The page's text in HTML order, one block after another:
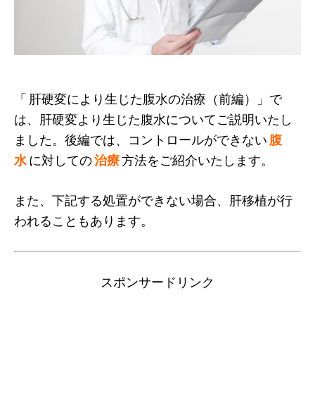
「 肝硬変により生じた腹水の治療（前編）」で
は、肝硬変より生じた腹水についてご説明いたし
ました。後編では、コントロールができない 腹
水に対しての治療方法をご紹介いたします。
また、下記する処置ができない場合、肝移植が行
われることもあります。
スポンサードリンク